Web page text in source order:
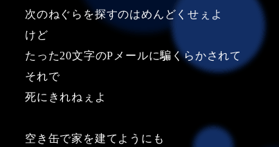
次のねぐらを探すのはめんどくせぇよ
けど
たった20文字のPメールに騙くらかされて
それで
死にきれねぇよ
空き缶で家を建てようにも